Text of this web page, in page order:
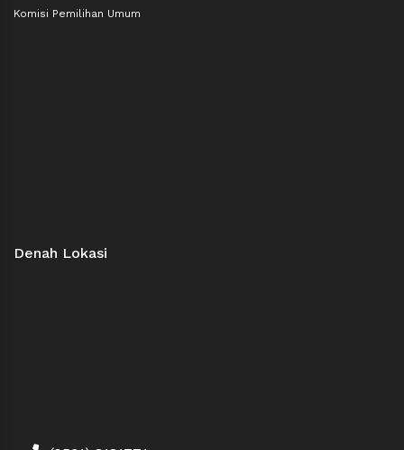
Komisi Pemilihan Umum
Denah Lokasi